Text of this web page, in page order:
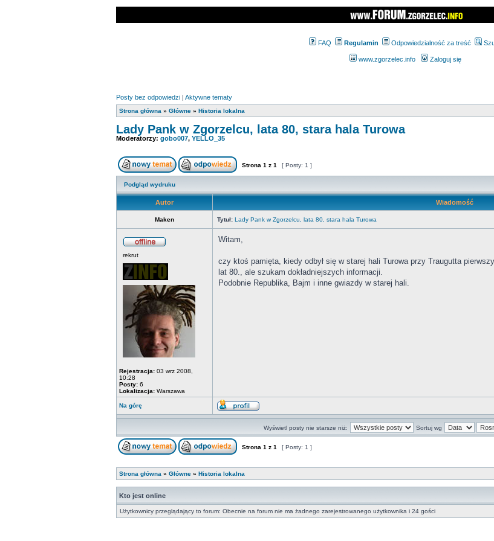
FAQ Regulamin Odpowiedzialność za treść
www.zgorzelec.info Zaloguj się
Posty bez odpowiedzi | Aktywne tematy
Strona główna » Główne » Historia lokalna
Lady Pank w Zgorzelcu, lata 80, stara hala Turowa
Moderatorzy: gobo007, YELLO_35
Strona 1 z 1 [ Posty: 1 ]
Podgląd wydruku
Autor Wiadomość
Maken Tytuł: Lady Pank w Zgorzelcu, lata 80, stara hala Turowa
rekrut
Rejestracja: 03 wrz 2008,
10:28
Posty: 6
Lokalizacja: Warszawa
Witam,
czy ktoś pamięta, kiedy odbył się w starej hali Turowa przy Traugutta
lat 80., ale szukam dokładniejszych informacji.
Podobnie Republika, Bajm i inne gwiazdy w starej hali.
Na górę
Wyświetl posty nie starsze niż: Sortuj wg
Strona 1 z 1 [ Posty: 1 ]
Strona główna » Główne » Historia lokalna
Kto jest online
Użytkownicy przeglądający to forum: Obecnie na forum nie ma żadnego zarejestrowanego użytkownika i 24 gości